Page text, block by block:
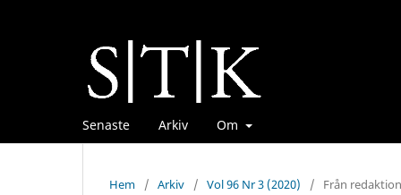
Senaste Arkiv Om
Hem / Arkiv / Vol 96 Nr 3 (2020) / Från